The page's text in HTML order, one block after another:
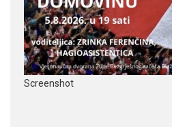
Screenshot